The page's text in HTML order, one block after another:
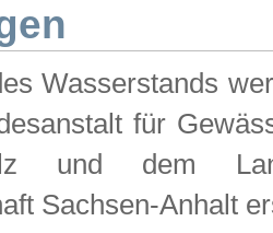
Wasserstands
für
und dem
Sachsen-Anhalt